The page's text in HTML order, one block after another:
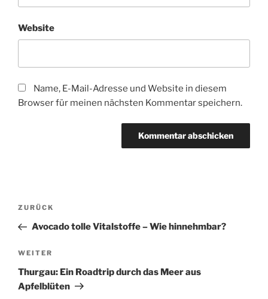
Website
Name, E-Mail-Adresse und Website in diesem
Browser für meinen nächsten Kommentar speichern.
Beitragsnavigation
Vorheriger
Beitrag
ZURÜCK
Avocado tolle Vitalstoffe – Wie hinnehmbar?
Nächster
Beitrag
WEITER
Thurgau: Ein Roadtrip durch das Meer aus
Apfelblüten